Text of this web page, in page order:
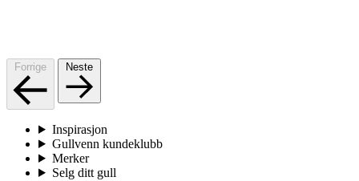
Forrige Neste
Inspirasjon
Gullvenn kundeklubb
Merker
Selg ditt gull